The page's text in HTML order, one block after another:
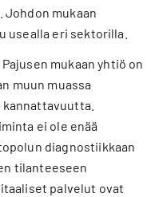
Johdon mukaan
usealla eri sektorilla.
mukaan yhtiö on
muun muassa
ei ole enää
diagnostiikkaan
tilanteeseen
palvelut ovat